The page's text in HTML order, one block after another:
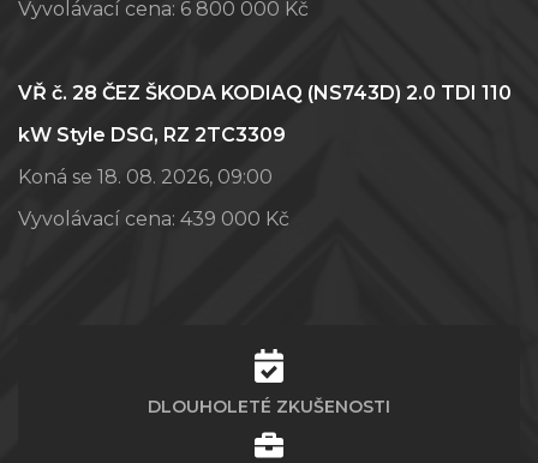
Vyvolávací cena: 6 800 000 Kč
VŘ č. 28 ČEZ ŠKODA KODIAQ (NS743D) 2.0 TDI 110
kW Style DSG, RZ 2TC3309
Koná se 18. 08. 2026, 09:00
Vyvolávací cena: 439 000 Kč
DLOUHOLETÉ ZKUŠENOSTI